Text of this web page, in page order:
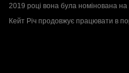
2019 році вона була номінована
Кейт Річ продовжує працювати в